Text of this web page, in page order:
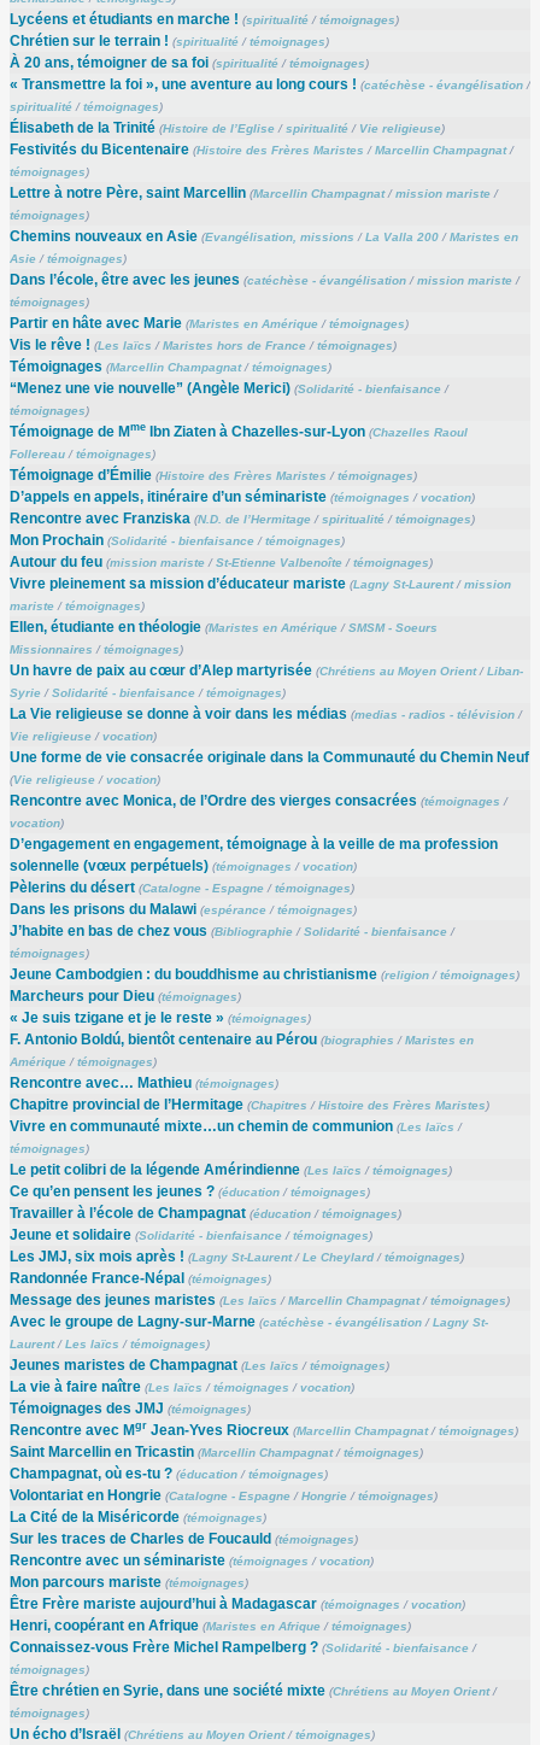
Lycéens et étudiants en marche ! (spiritualité/témoignages)
Chrétien sur le terrain ! (spiritualité/témoignages)
À 20 ans, témoigner de sa foi (spiritualité/témoignages)
« Transmettre la foi », une aventure au long cours ! (catéchèse - évangélisation/
spiritualité/témoignages)
Élisabeth de la Trinité (Histoire de l’Eglise/ spiritualité/ Vie religieuse)
Festivités du Bicentenaire (Histoire des Frères Maristes /Marcellin Champagnat/
témoignages)
Lettre à notre Père, saint Marcellin (Marcellin Champagnat/mission mariste/
témoignages)
Chemins nouveaux en Asie (Evangélisation, missions /La Valla 200/Maristes en
Asie/témoignages)
Dans l’école, être avec les jeunes (catéchèse - évangélisation/mission mariste/
témoignages)
Partir en hâte avec Marie (Maristes en Amérique/témoignages)
Vis le rêve ! (Les laïcs /Maristes hors de France/témoignages)
Témoignages (Marcellin Champagnat/témoignages)
“Menez une vie nouvelle” (Angèle Merici) (Solidarité - bienfaisance/
témoignages)
Témoignage de MmeIbn Ziaten à Chazelles-sur-Lyon (Chazelles Raoul
Follereau/témoignages)
Témoignage d’Émilie (Histoire des Frères Maristes /témoignages)
D’appels en appels, itinéraire d’un séminariste (témoignages /vocation)
Rencontre avec Franziska (N.D. de l’Hermitage/ spiritualité/témoignages)
Mon Prochain (Solidarité - bienfaisance/témoignages)
Autour du feu (mission mariste/St-Etienne Valbenoîte/témoignages)
Vivre pleinement sa mission d’éducateur mariste (Lagny St-Laurent/mission
mariste/témoignages)
Ellen, étudiante en théologie (Maristes en Amérique/SMSM - Soeurs
Missionnaires /témoignages)
Un havre de paix au cœur d’Alep martyrisée (Chrétiens au Moyen Orient/Liban-
Syrie/Solidarité - bienfaisance/témoignages)
La Vie religieuse se donne à voir dans les médias (medias - radios - télévision/
Vie religieuse/vocation)
Une forme de vie consacrée originale dans la Communauté du Chemin Neuf
(Vie religieuse/vocation)
Rencontre avec Monica, de l’Ordre des vierges consacrées (témoignages /
vocation)
D’engagement en engagement, témoignage à la veille de ma profession
solennelle (vœux perpétuels) (témoignages /vocation)
Pèlerins du désert (Catalogne - Espagne/témoignages)
Dans les prisons du Malawi (espérance/témoignages)
J’habite en bas de chez vous (Bibliographie/Solidarité - bienfaisance/
témoignages)
Jeune Cambodgien : du bouddhisme au christianisme (religion/témoignages)
Marcheurs pour Dieu (témoignages)
« Je suis tzigane et je le reste » (témoignages)
F. Antonio Boldú, bientôt centenaire au Pérou (biographies /Maristes en
Amérique/témoignages)
Rencontre avec… Mathieu (témoignages)
Chapitre provincial de l’Hermitage (Chapitres /Histoire des Frères Maristes)
Vivre en communauté mixte…un chemin de communion (Les laïcs /
témoignages)
Le petit colibri de la légende Amérindienne (Les laïcs /témoignages)
Ce qu’en pensent les jeunes ? (éducation/témoignages)
Travailler à l’école de Champagnat (éducation/témoignages)
Jeune et solidaire (Solidarité - bienfaisance/témoignages)
Les JMJ, six mois après ! (Lagny St-Laurent/Le Cheylard/témoignages)
Randonnée France-Népal (témoignages)
Message des jeunes maristes (Les laïcs /Marcellin Champagnat/témoignages)
Avec le groupe de Lagny-sur-Marne (catéchèse - évangélisation/Lagny St-
Laurent/Les laïcs /témoignages)
Jeunes maristes de Champagnat (Les laïcs /témoignages)
La vie à faire naître (Les laïcs /témoignages /vocation)
Témoignages des JMJ (témoignages)
Rencontre avec MgrJean-Yves Riocreux (Marcellin Champagnat/témoignages)
Saint Marcellin en Tricastin (Marcellin Champagnat/témoignages)
Champagnat, où es-tu ? (éducation/témoignages)
Volontariat en Hongrie (Catalogne - Espagne/Hongrie/témoignages)
La Cité de la Miséricorde (témoignages)
Sur les traces de Charles de Foucauld (témoignages)
Rencontre avec un séminariste (témoignages /vocation)
Mon parcours mariste (témoignages)
Être Frère mariste aujourd’hui à Madagascar (témoignages /vocation)
Henri, coopérant en Afrique (Maristes en Afrique/témoignages)
Connaissez-vous Frère Michel Rampelberg ? (Solidarité - bienfaisance/
témoignages)
Être chrétien en Syrie, dans une société mixte (Chrétiens au Moyen Orient/
témoignages)
Un écho d’Israël (Chrétiens au Moyen Orient/témoignages)